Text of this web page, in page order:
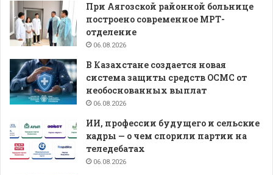
При Аягозской районной больнице
построено современное МРТ-
отделение
06.08.2026
В Казахстане создается новая
система защиты средств ОСМС от
необоснованных выплат
06.08.2026
ИИ, профессии будущего и сельские
кадры — о чем спорили партии на
теледебатах
06.08.2026